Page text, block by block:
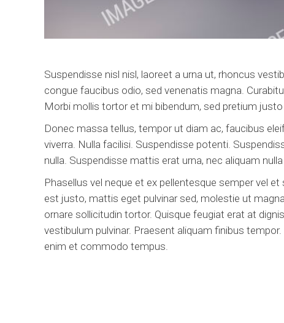
Suspendisse nisl nisl, laoreet a urna ut, rhoncus
congue faucibus odio, sed venenatis magna.
Morbi mollis tortor et mi bibendum, sed pretium
Donec massa tellus, tempor ut diam ac, faucibus
viverra. Nulla facilisi. Suspendisse potenti.
nulla. Suspendisse mattis erat urna, nec aliquam
Phasellus vel neque et ex pellentesque semper vel
est justo, mattis eget pulvinar sed, molestie ut
ornare sollicitudin tortor. Quisque feugiat erat at
vestibulum pulvinar. Praesent aliquam finibus
enim et commodo tempus.